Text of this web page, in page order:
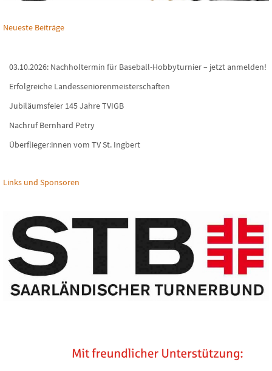
Neueste Beiträge
03.10.2026: Nachholtermin für Baseball-Hobbyturnier – jetzt anmelden!
Erfolgreiche Landesseniorenmeisterschaften
Jubiläumsfeier 145 Jahre TVIGB
Nachruf Bernhard Petry
Überflieger:innen vom TV St. Ingbert
Links und Sponsoren